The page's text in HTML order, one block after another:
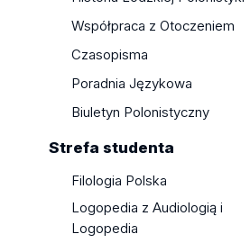
Współpraca z Otoczeniem
Czasopisma
Poradnia Językowa
Biuletyn Polonistyczny
Strefa studenta
Filologia Polska
Plany zajęć
Programy studiów
Logopedia z Audiologią i
Logopedia